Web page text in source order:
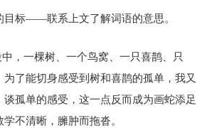
目标——联系上文了解词语的意思。
，一棵树、一个鸟窝、一只喜鹊、只
了能切身感受到树和喜鹊的孤单，我又
孤单的感受，这一点反而成为画蛇添足
不清晰，臃肿而拖沓。